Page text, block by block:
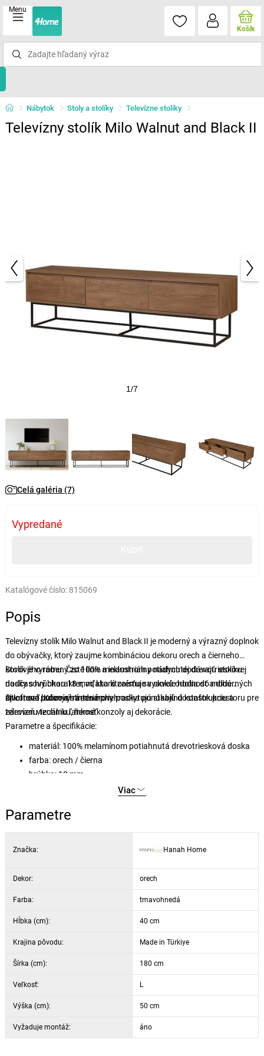
Menu
Košík
Nábytok Stoly a stolíky Televízne stolíky
Televízny stolík Milo Walnut and Black II
1/7
Celá galéria (7)
Vypredané
Katalógové číslo: 815069
Popis
Televízny stolík Milo Walnut and Black II je moderný a výrazný doplnok
do obývačky, ktorý zaujme kombináciou dekoru orech a čierneho
kovového rámu. Čisté línie a industriálny nádych dodávajú stolíku
nadčasový charakter, vďaka ktorému sa skvele hodia do moderných
aj loftovo ladených interiérov.
Stolík je vyrobený zo 100% melamínom potiahnutej drevotrieskovej
dosky s hrúbkou 18 mm, ktorá zaisťuje vysokú odolnosť a dlhú
životnosť. Kovový rám a nohy poskytujú stabilnú konštrukciu a
zároveň vizuálnu ľahkosť.
Otvorené police a stredná priehradka ponúkajú dostatok priestoru pre
televíznu techniku, herné konzoly aj dekorácie.
Parametre a špecifikácie:
materiál: 100% melamínom potiahnutá drevotriesková doska
farba: orech / čierna
hrúbka: 18 mm
stredná polica: 60 × 16 cm
výška nôh: 23 cm
Viac
Parametre
Značka: Hanah Home
Dekor: orech
Farba: tmavohnedá
Hĺbka (cm): 40 cm
Krajina pôvodu: Made in Türkiye
Šírka (cm): 180 cm
Veľkosť: L
Výška (cm): 50 cm
Vyžaduje montáž: áno